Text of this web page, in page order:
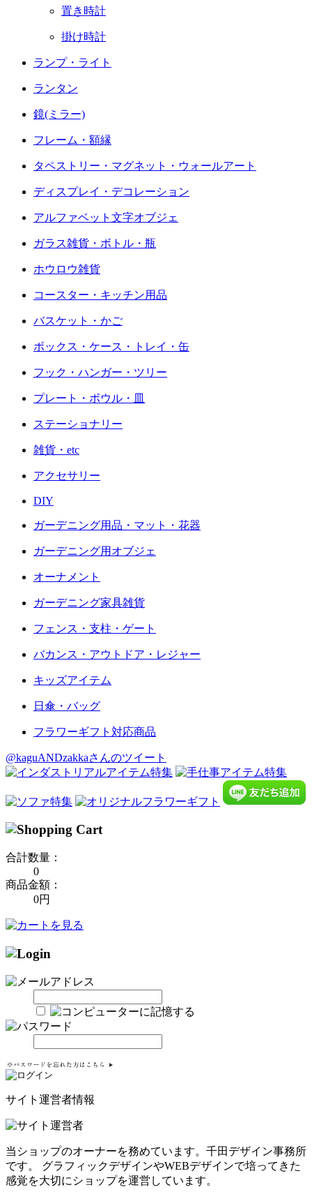
置き時計
掛け時計
ランプ・ライト
ランタン
鏡(ミラー)
フレーム・額縁
タペストリー・マグネット・ウォールアート
ディスプレイ・デコレーション
アルファベット文字オブジェ
ガラス雑貨・ボトル・瓶
ホウロウ雑貨
コースター・キッチン用品
バスケット・かご
ボックス・ケース・トレイ・缶
フック・ハンガー・ツリー
プレート・ボウル・皿
ステーショナリー
雑貨・etc
アクセサリー
DIY
ガーデニング用品・マット・花器
ガーデニング用オブジェ
オーナメント
ガーデニング家具雑貨
フェンス・支柱・ゲート
バカンス・アウトドア・レジャー
キッズアイテム
日傘・バッグ
フラワーギフト対応商品
@kaguANDzakkaさんのツイート
合計数量：
0
商品金額：
0円
サイト運営者情報
当ショップのオーナーを務めています。千田デザイン事務所
です。 グラフィックデザインやWEBデザインで培ってきた
感覚を大切にショップを運営しています。